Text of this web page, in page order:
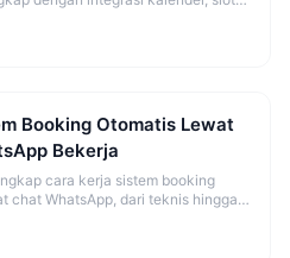
Booking Otomatis Lewat
Bekerja
cara kerja sistem booking
chat WhatsApp, dari teknis hingga